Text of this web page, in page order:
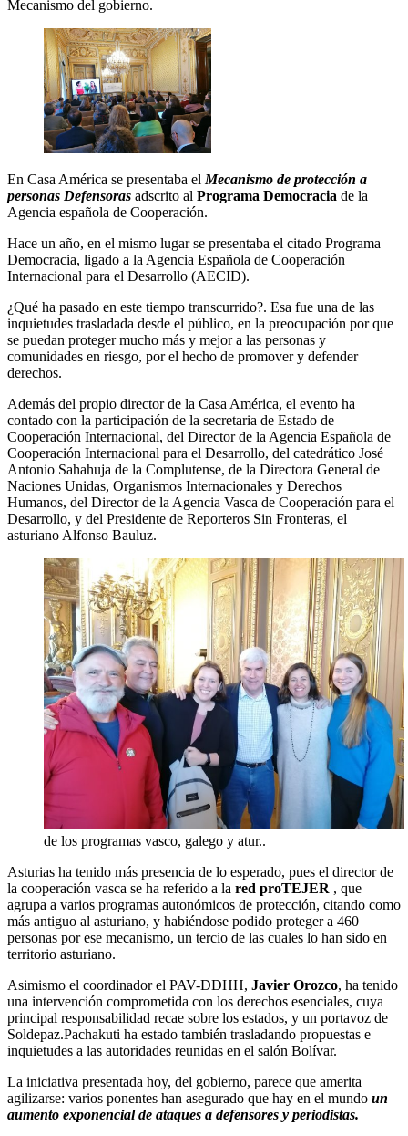
Mecanismo del gobierno.
En Casa América se presentaba el Mecanismo de protección a
personas Defensoras adscrito al Programa Democracia de la
Agencia española de Cooperación.
Hace un año, en el mismo lugar se presentaba el citado Programa
Democracia, ligado a la Agencia Española de Cooperación
Internacional para el Desarrollo (AECID).
¿Qué ha pasado en este tiempo transcurrido?. Esa fue una de las
inquietudes trasladada desde el público, en la preocupación por que
se puedan proteger mucho más y mejor a las personas y
comunidades en riesgo, por el hecho de promover y defender
derechos.
Además del propio director de la Casa América, el evento ha
contado con la participación de la secretaria de Estado de
Cooperación Internacional, del Director de la Agencia Española de
Cooperación Internacional para el Desarrollo, del catedrático José
Antonio Sahahuja de la Complutense, de la Directora General de
Naciones Unidas, Organismos Internacionales y Derechos
Humanos, del Director de la Agencia Vasca de Cooperación para el
Desarrollo, y del Presidente de Reporteros Sin Fronteras, el
asturiano Alfonso Bauluz.
de los programas vasco, galego y atur..
Asturias ha tenido más presencia de lo esperado, pues el director de
la cooperación vasca se ha referido a la red proTEJER , que
agrupa a varios programas autonómicos de protección, citando como
más antiguo al asturiano, y habiéndose podido proteger a 460
personas por ese mecanismo, un tercio de las cuales lo han sido en
territorio asturiano.
Asimismo el coordinador el PAV-DDHH, Javier Orozco, ha tenido
una intervención comprometida con los derechos esenciales, cuya
principal responsabilidad recae sobre los estados, y un portavoz de
Soldepaz.Pachakuti ha estado también trasladando propuestas e
inquietudes a las autoridades reunidas en el salón Bolívar.
La iniciativa presentada hoy, del gobierno, parece que amerita
agilizarse: varios ponentes han asegurado que hay en el mundo un
aumento exponencial de ataques a defensores y periodistas.